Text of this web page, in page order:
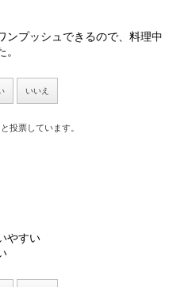
ンプッシュできるので、料理中
いいえ
投票しています。
やすい